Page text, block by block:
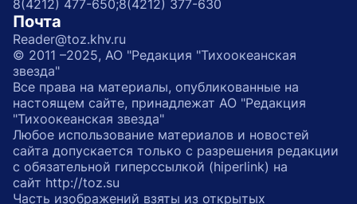
8(4212) 477-650;8(4212) 377-630
Почта
Reader@toz.khv.ru
© 2011 –2025, АО "Редакция "Тихоокеанская
звезда"
Все права на материалы, опубликованные на
настоящем сайте, принадлежат АО "Редакция
"Тихоокеанская звезда"
Любое использование материалов и новостей
сайта допускается только с разрешения редакции
с обязательной гиперссылкой (hiperlink) на
сайт http://toz.su
Часть изображений взяты из открытых